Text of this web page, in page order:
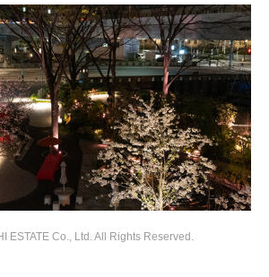
ESTATE Co., Ltd. All Rights Reserved.